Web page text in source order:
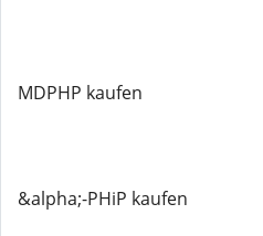
MDPHP kaufen
&alpha;-PHiP kaufen